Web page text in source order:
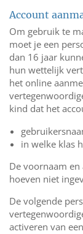
Account
Om gebruik te
moet je een
dan 16 jaar
hun wettelijk
het online
kind dat het
in welke klas
De voornaam
hoeven niet
De volgende
activeren van